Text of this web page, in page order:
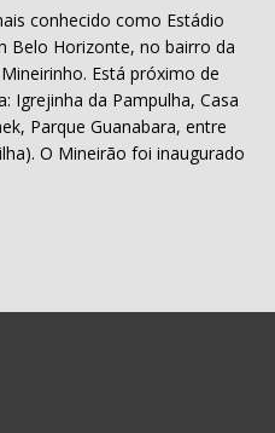
conhecido como Estádio
Belo Horizonte, no bairro da
Está próximo de
Igrejinha da Pampulha, Casa
Parque Guanabara, entre
O Mineirão foi inaugurado